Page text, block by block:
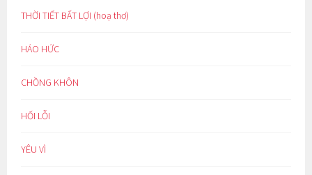
THỜI TIẾT BẤT LỢI (hoạ thơ)
HÁO HỨC
CHỒNG KHÔN
HỐI LỖI
YÊU VÌ